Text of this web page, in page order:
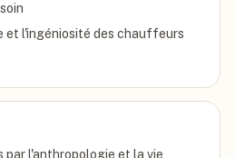
et l'ingéniosité des chauffeurs
par l'anthropologie et la vie